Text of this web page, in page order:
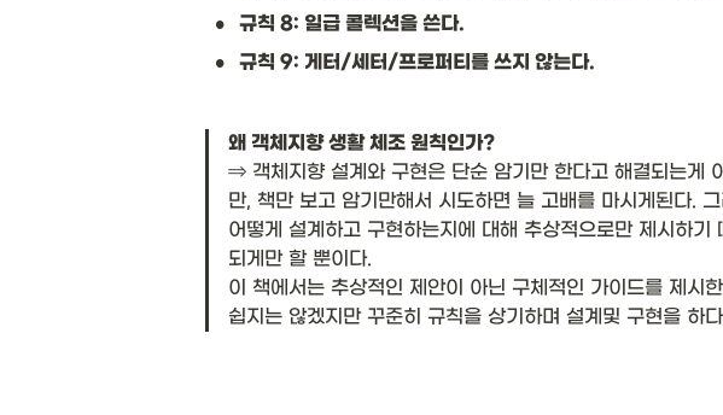
• 규칙 8: 일급 콜렉션을 쓴다.
• 규칙 9: 게터/세터/프로퍼티를 쓰지 않는다.
왜 객체지향 생활 체조 원칙인가?
⇒ 객체지향 설계와 구현은 단순 암기만 한다고 해결되는게
만, 책만 보고 암기만해서 시도하면 늘 고배를 마시게된다.
어떻게 설계하고 구현하는지에 대해 추상적으로만 제시하
되게만 할 뿐이다.
이 책에서는 추상적인 제안이 아닌 구체적인 가이드를 제시
쉽지는 않겠지만 꾸준히 규칙을 상기하며 설계및 구현을 하